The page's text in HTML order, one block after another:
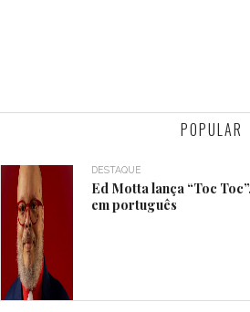
POPULAR
DESTAQUE
Ed Motta lança “Toc
em português